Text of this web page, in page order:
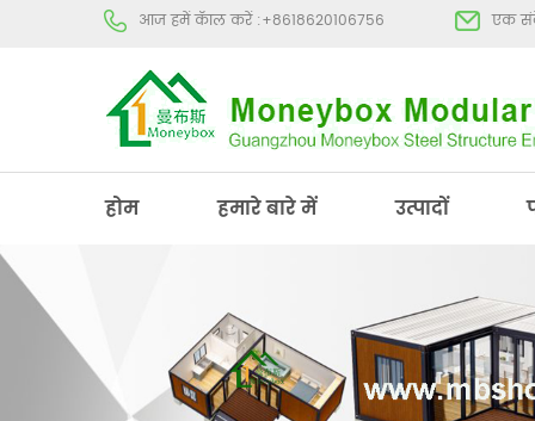
आज हमें कॅाल करें :+8618620106756 एक
होम हमारे बारे में उत्पादों